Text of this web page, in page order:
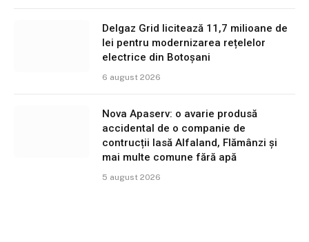
Delgaz Grid licitează 11,7 milioane de
lei pentru modernizarea rețelelor
electrice din Botoșani
6 august 2026
Nova Apaserv: o avarie produsă
accidental de o companie de
contrucții lasă Alfaland, Flămânzi și
mai multe comune fără apă
5 august 2026